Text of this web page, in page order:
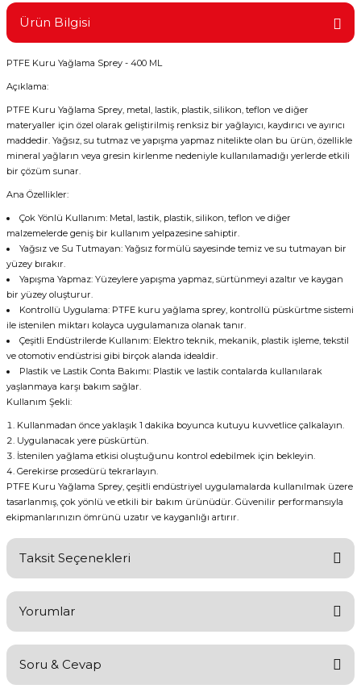
Ürün Bilgisi
PTFE Kuru Yağlama Sprey - 400 ML
Açıklama:
PTFE Kuru Yağlama Sprey, metal, lastik, plastik, silikon, teflon ve diğer
materyaller için özel olarak geliştirilmiş renksiz bir yağlayıcı, kaydırıcı ve ayırıcı
maddedir. Yağsız, su tutmaz ve yapışma yapmaz nitelikte olan bu ürün, özellikle
mineral yağların veya gresin kirlenme nedeniyle kullanılamadığı yerlerde etkili
bir çözüm sunar.
Ana Özellikler:
Çok Yönlü Kullanım: Metal, lastik, plastik, silikon, teflon ve diğer
malzemelerde geniş bir kullanım yelpazesine sahiptir.
Yağsız ve Su Tutmayan: Yağsız formülü sayesinde temiz ve su tutmayan bir
yüzey bırakır.
Yapışma Yapmaz: Yüzeylere yapışma yapmaz, sürtünmeyi azaltır ve kaygan
bir yüzey oluşturur.
Kontrollü Uygulama: PTFE kuru yağlama sprey, kontrollü püskürtme sistemi
ile istenilen miktarı kolayca uygulamanıza olanak tanır.
Çeşitli Endüstrilerde Kullanım: Elektro teknik, mekanik, plastik işleme, tekstil
ve otomotiv endüstrisi gibi birçok alanda idealdir.
Plastik ve Lastik Conta Bakımı: Plastik ve lastik contalarda kullanılarak
yaşlanmaya karşı bakım sağlar.
Kullanım Şekli:
Kullanmadan önce yaklaşık 1 dakika boyunca kutuyu kuvvetlice çalkalayın.
Uygulanacak yere püskürtün.
İstenilen yağlama etkisi oluştuğunu kontrol edebilmek için bekleyin.
Gerekirse prosedürü tekrarlayın.
PTFE Kuru Yağlama Sprey, çeşitli endüstriyel uygulamalarda kullanılmak üzere
tasarlanmış, çok yönlü ve etkili bir bakım ürünüdür. Güvenilir performansıyla
ekipmanlarınızın ömrünü uzatır ve kayganlığı artırır.
Taksit Seçenekleri
Yorumlar
Soru & Cevap